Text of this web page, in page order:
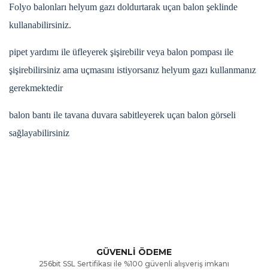
Folyo balonları helyum gazı doldurtarak uçan balon şeklinde
kullanabilirsiniz.
pipet yardımı ile üfleyerek şişirebilir veya balon pompası ile
şişirebilirsiniz ama uçmasını istiyorsanız helyum gazı kullanmanız
gerekmektedir
balon bantı ile tavana duvara sabitleyerek uçan balon görseli
sağlayabilirsiniz
Ürün resmi kalitesiz, bozuk veya görüntülenemiyor.
GÜVENLİ ÖDEME
256bit SSL Sertifikası ile %100 güvenli alışveriş imkanı